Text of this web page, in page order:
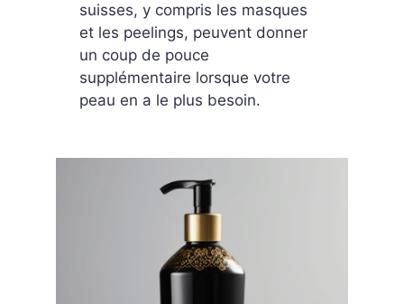
suisses, y compris les masques
et les peelings, peuvent donner
un coup de pouce
supplémentaire lorsque votre
peau en a le plus besoin.